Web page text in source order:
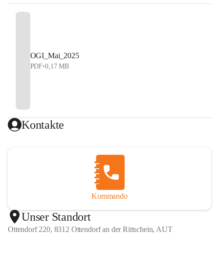
OGI_Mai_2025
PDF•0,17 MB
Kontakte
Kommando
Unser Standort
Ottendorf 220, 8312 Ottendorf an der Rittschein, AUT